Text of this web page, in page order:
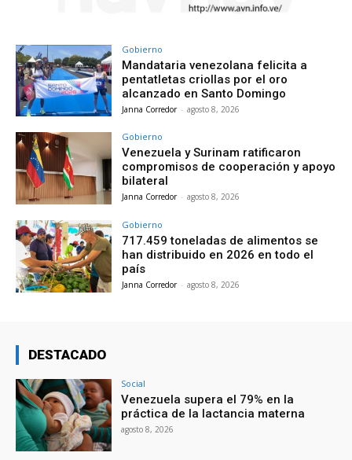
Gobierno
Mandataria venezolana felicita a
pentatletas criollas por el oro
alcanzado en Santo Domingo
Janna Corredor - agosto 8, 2026
Gobierno
Venezuela y Surinam ratificaron
compromisos de cooperación y apoyo
bilateral
Janna Corredor - agosto 8, 2026
Gobierno
717.459 toneladas de alimentos se
han distribuido en 2026 en todo el
país
Janna Corredor - agosto 8, 2026
DESTACADO
Social
Venezuela supera el 79% en la
práctica de la lactancia materna
agosto 8, 2026